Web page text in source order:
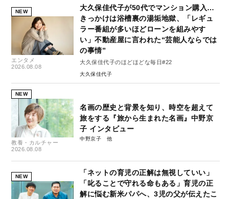
NEW
エンタメ
2026.08.08
大久保佳代子が50代でマンション購入…
きっかけは浴槽裏の湯垢地獄、「レギュ
ラー番組が多いほどローンを組みやす
い」不動産屋に言われた“芸能人ならでは
の事情”
大久保佳代子のほどほどな毎日#22
大久保佳代子
NEW
教養・カルチャー
2026.08.08
名画の歴史と背景を知り、時空を超えて
旅をする『旅から生まれた名画』中野京
子 インタビュー
中野京子
NEW
「ネットの育児の正解は無視していい」
「叱ることで守れる命もある」育児の正
解に悩む新米パパへ、3児の父が伝えたこ